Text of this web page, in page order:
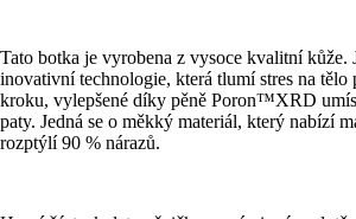
Tato botka je vyrobena z vysoce kvalitní kůže.
inovativní technologie, která tlumí stres na tělo
kroku, vylepšené díky pěně Poron™XRD
paty. Jedná se o měkký materiál, který nabízí
rozptýlí 90 % nárazů.